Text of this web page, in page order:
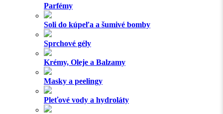
Parfémy
Soli do kúpeľa a šumivé bomby
Sprchové gély
Krémy, Oleje a Balzamy
Masky a peelingy
Pleťové vody a hydroláty